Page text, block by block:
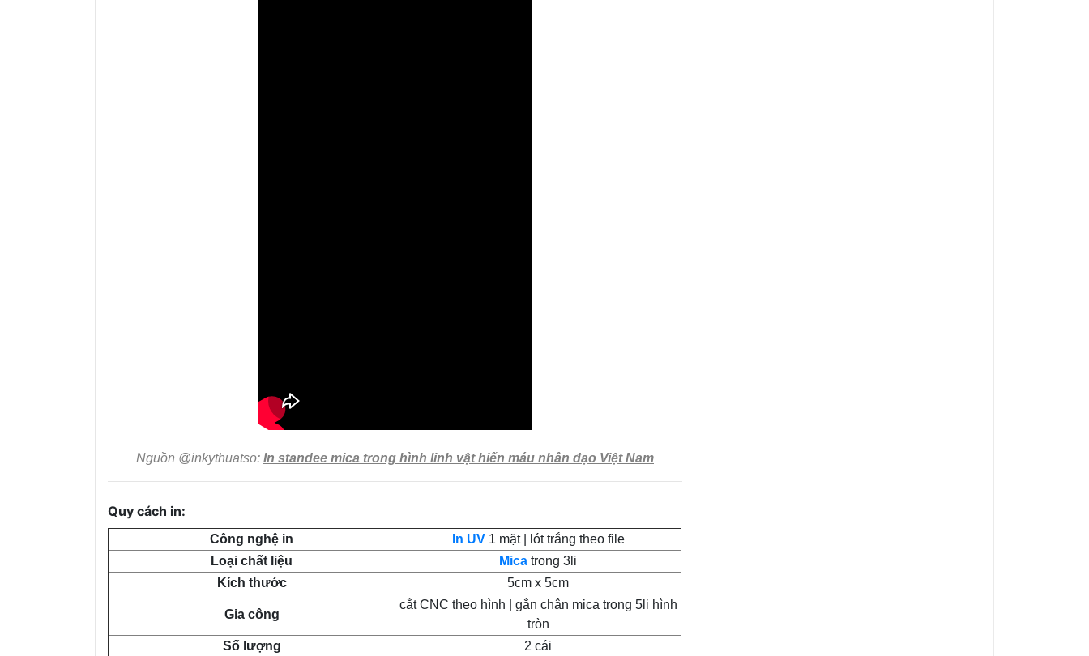
Nguồn @inkythuatso: In standee mica trong hình linh vật hiến máu nhân đạo Việt Nam
Quy cách in:
Công nghệ in In UV 1 mặt | lót trắng theo file
Loại chất liệu
Mica trong 3li
Kích thước
5cm x 5cm
Gia công
cắt CNC theo hình | gắn chân mica trong 5li hình
tròn
Số lượng
2 cái